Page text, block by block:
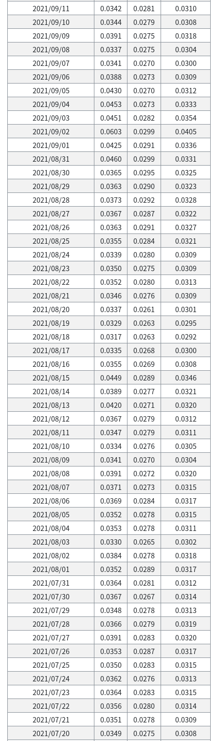
2021/09/11 0.0342 0.0281
0.0310
2021/09/10
0.0344 0.0279
0.0308
2021/09/09
0.0391 0.0275
0.0318
2021/09/08
0.0337 0.0275
0.0304
2021/09/07
0.0341 0.0270
0.0300
2021/09/06
0.0388 0.0273
0.0309
2021/09/05
0.0430 0.0270
0.0312
2021/09/04
0.0453 0.0273
0.0333
2021/09/03
0.0451 0.0282
0.0354
2021/09/02
0.0603 0.0299
0.0405
2021/09/01
0.0425 0.0291
0.0336
2021/08/31
0.0460 0.0299
0.0331
2021/08/30
0.0365 0.0295
0.0325
2021/08/29
0.0363 0.0290
0.0323
2021/08/28
0.0373 0.0292
0.0328
2021/08/27
0.0367 0.0287
0.0322
2021/08/26
0.0363 0.0291
0.0327
2021/08/25
0.0355 0.0284
0.0321
2021/08/24
0.0339 0.0280
0.0309
2021/08/23
0.0350 0.0275
0.0309
2021/08/22
0.0352 0.0280
0.0313
2021/08/21
0.0346 0.0276
0.0309
2021/08/20
0.0337 0.0261
0.0301
2021/08/19
0.0329 0.0263
0.0295
2021/08/18
0.0317 0.0263
0.0292
2021/08/17
0.0335 0.0268
0.0300
2021/08/16
0.0355 0.0269
0.0308
2021/08/15
0.0449 0.0289
0.0346
2021/08/14
0.0389 0.0277
0.0321
2021/08/13
0.0420 0.0271
0.0320
2021/08/12
0.0367 0.0279
0.0312
2021/08/11
0.0347 0.0279
0.0311
2021/08/10
0.0334 0.0276
0.0305
2021/08/09
0.0341 0.0270
0.0304
2021/08/08
0.0391 0.0272
0.0320
2021/08/07
0.0371 0.0273
0.0315
2021/08/06
0.0369 0.0284
0.0317
2021/08/05
0.0352 0.0278
0.0315
2021/08/04
0.0353 0.0278
0.0311
2021/08/03
0.0330 0.0265
0.0302
2021/08/02
0.0384 0.0278
0.0318
2021/08/01
0.0352 0.0289
0.0317
2021/07/31
0.0364 0.0281
0.0312
2021/07/30
0.0367 0.0267
0.0314
2021/07/29
0.0348 0.0278
0.0313
2021/07/28
0.0366 0.0279
0.0319
2021/07/27
0.0391 0.0283
0.0320
2021/07/26
0.0353 0.0287
0.0317
2021/07/25
0.0350 0.0283
0.0315
2021/07/24
0.0362 0.0276
0.0313
2021/07/23
0.0364 0.0283
0.0315
2021/07/22
0.0356 0.0280
0.0314
2021/07/21
0.0351 0.0278
0.0309
2021/07/20
0.0349 0.0275
0.0308